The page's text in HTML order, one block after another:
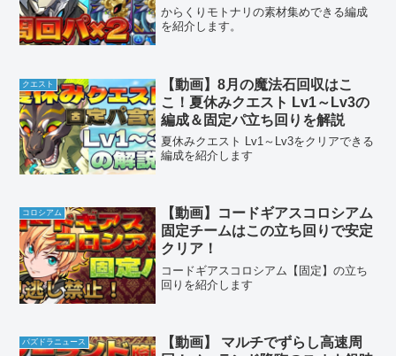
からくりモトナリの素材集めできる編成
を紹介します。
クエスト
【動画】8月の魔法石回収はこ
こ！夏休みクエスト Lv1～Lv3の
編成＆固定パ立ち回りを解説
夏休みクエスト Lv1～Lv3をクリアできる
編成を紹介します
コロシアム
【動画】コードギアスコロシアム
固定チームはこの立ち回りで安定
クリア！
コードギアスコロシアム【固定】の立ち
回りを紹介します
パズドラニュース
【動画】 マルチでずらし高速周